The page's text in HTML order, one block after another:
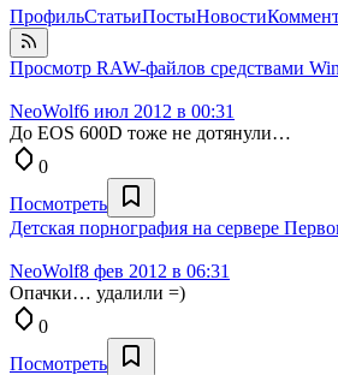
ПрофильСтатьиПостыНовости
Просмотр RAW-файлов средствами
NeoWolf6 июл 2012 в 00:31
До EOS 600D тоже не дотянули…
0
Посмотреть
Детская порнография на сервере
NeoWolf8 фев 2012 в 06:31
Опачки… удалили =)
0
Посмотреть